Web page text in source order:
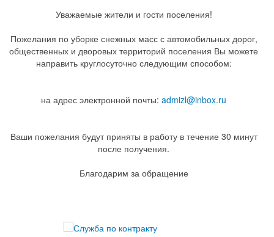
Уважаемые жители и гости поселения!
Пожелания по уборке снежных масс с автомобильных дорог,
общественных и дворовых территорий поселения Вы можете
направить круглосуточно следующим способом:
на адрес электронной почты: admizl@inbox.ru
Ваши пожелания будут приняты в работу в течение 30 минут
после получения.
Благодарим за обращение